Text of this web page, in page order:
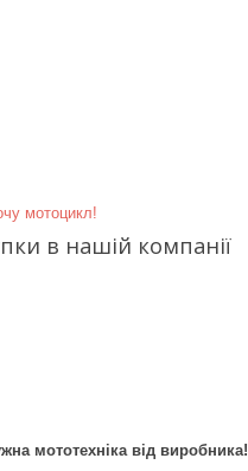
мотоцикл!
в нашій компанії
мототехніка від виробника!